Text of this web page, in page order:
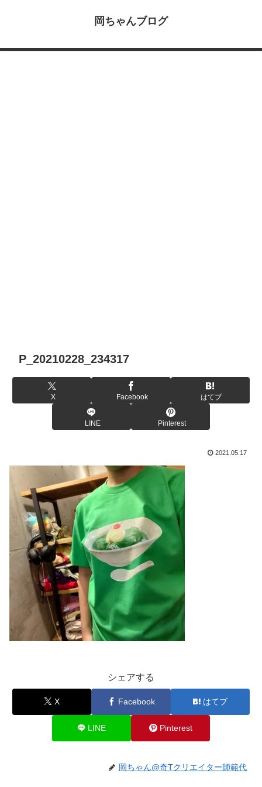
岡ちゃんブログ
P_20210228_234317
X Facebook はてブ
LINE Pinterest
2021.05.17
シェアする
X Facebook はてブ
LINE Pinterest
岡ちゃん@奇Tクリエイター師範代